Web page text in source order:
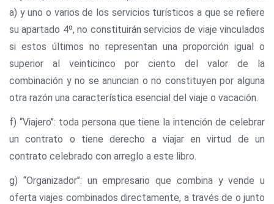
a) y uno o varios de los servicios turísticos a que se refiere
su apartado 4º, no constituirán servicios de viaje vinculados
si estos últimos no representan una proporción igual o
superior al veinticinco por ciento del valor de la
combinación y no se anuncian o no constituyen por alguna
otra razón una característica esencial del viaje o vacación.
f) ‘‘Viajero’’: toda persona que tiene la intención de celebrar
un contrato o tiene derecho a viajar en virtud de un
contrato celebrado con arreglo a este libro.
g) ‘‘Organizador’’: un empresario que combina y vende u
oferta viajes combinados directamente, a través de o junto